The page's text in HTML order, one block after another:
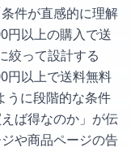
件が直感的に理解
円以上の購入で送
絞って設計する
円以上で送料無料
うに段階的な条件
ば得なのか」が伝
や商品ページの告